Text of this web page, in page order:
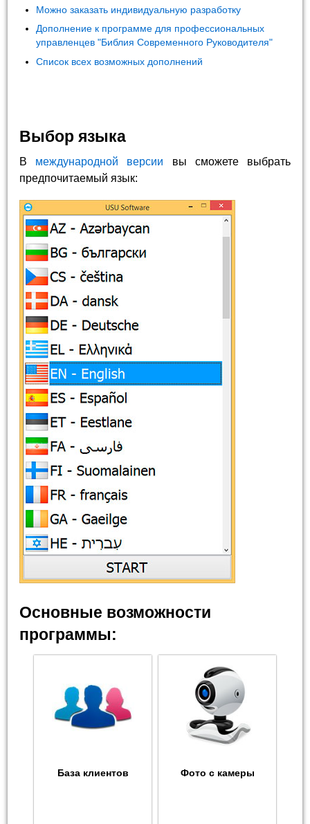
Можно заказать индивидуальную разработку
Дополнение к программе для профессиональных
управленцев "Библия Современного Руководителя"
Список всех возможных дополнений
Выбор языка
В международной версии вы сможете выбрать
предпочитаемый язык:
Основные возможности
программы:
База клиентов Фото с камеры